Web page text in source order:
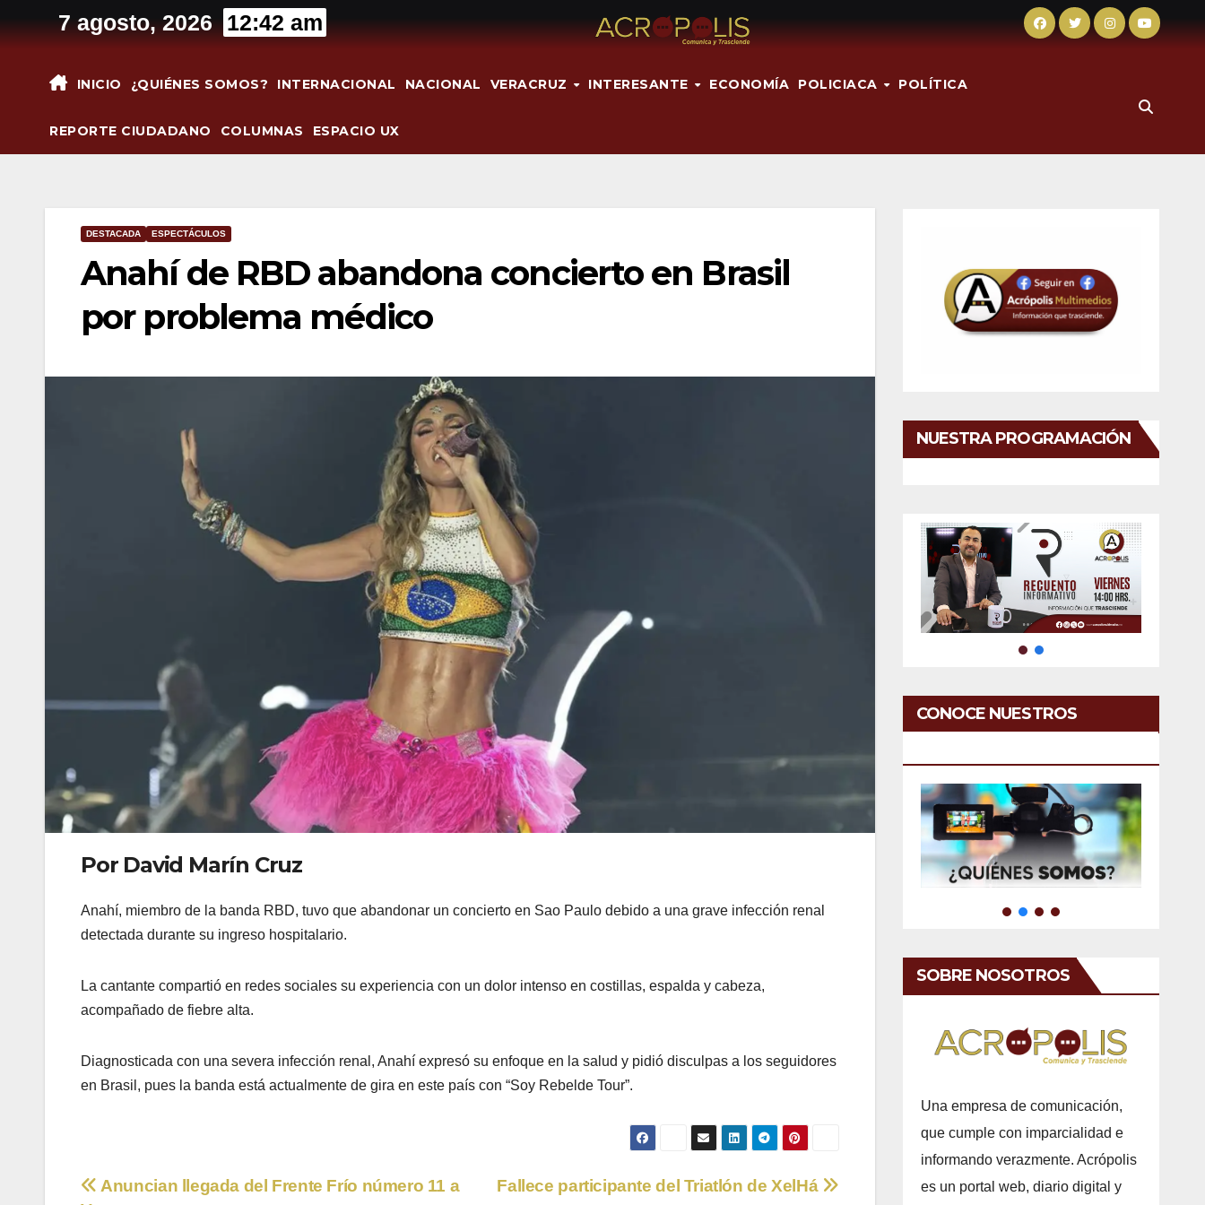
al
7 agosto, 2026 12:42 am
INICIO ¿QUIÉNES SOMOS? INTERNACIONAL NACIONAL VERACRUZ INTERESANTE ECONOMÍA POLICIACA POLÍTICA
REPORTE CIUDADANO COLUMNAS ESPACIO UX
DESTACADA ESPECTÁCULOS
Anahí de RBD abandona concierto en Brasil
por problema médico
Por David Marín Cruz
Anahí, miembro de la banda RBD, tuvo que abandonar un concierto en Sao Paulo debido a una grave infección renal
detectada durante su ingreso hospitalario.
La cantante compartió en redes sociales su experiencia con un dolor intenso en costillas, espalda y cabeza,
acompañado de fiebre alta.
Diagnosticada con una severa infección renal, Anahí expresó su enfoque en la salud y pidió disculpas a los seguidores
en Brasil, pues la banda está actualmente de gira en este país con “Soy Rebelde Tour”.
Navegación
Fallece participante del Triatlón de XelHá
Anuncian llegada del Frente Frío número 11 a
NUESTRA PROGRAMACIÓN
CONOCE NUESTROS
SOBRE NOSOTROS
Una empresa de comunicación,
que cumple con imparcialidad e
informando verazmente. Acrópolis
es un portal web, diario digital y